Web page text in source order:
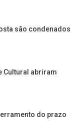
são condenados
Cultural abriram
do prazo